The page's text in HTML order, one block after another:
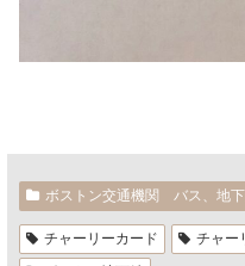
ボストン交通機関 バス、地
チャーリーカード チャー